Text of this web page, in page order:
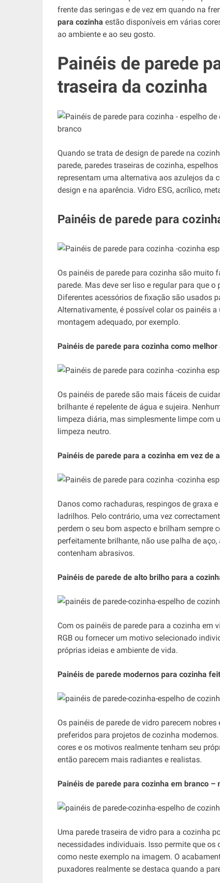
frente das seringas e de vez em quando na
para cozinha estão disponíveis em várias
ao ambiente e ao seu gosto.
Painéis de parede
traseira da cozinha
Quando se trata de design de parede na
parede, paredes traseiras de cozinha,
representam uma alternativa aos azulejos da
design e na aparência. Vidro ESG, acrílico,
Painéis de parede para
Os painéis de parede para cozinha são muito
parede. Mas deve ser liso e regular para que
Diferentes acessórios de fixação são usados
Alternativamente, é possível colar os painéis
montagem adequado, por exemplo.
Painéis de parede para cozinha como
Os painéis de parede são mais fáceis de
brilhante é repelente de água e sujeira.
limpeza diária, mas simplesmente limpe com
limpeza neutro.
Painéis de parede para a cozinha em vez de
Danos como rachaduras, respingos de graxa
ladrilhos. Pelo contrário, uma vez
perdem o seu bom aspecto e brilham sempre
perfeitamente brilhante, não use palha de
contenham abrasivos.
Painéis de parede de alto brilho para a
Com os painéis de parede para a cozinha em
RGB ou fornecer um motivo selecionado
próprias ideias e ambiente de vida.
Painéis de parede modernos para cozinha
Os painéis de parede de vidro parecem
preferidos para projetos de cozinha
cores e os motivos realmente tenham seu
então parecem mais radiantes e realistas.
Painéis de parede para cozinha em branco –
Uma parede traseira de vidro para a cozinha
necessidades individuais. Isso permite que
como neste exemplo na imagem. O
puxadores realmente se destaca quando a